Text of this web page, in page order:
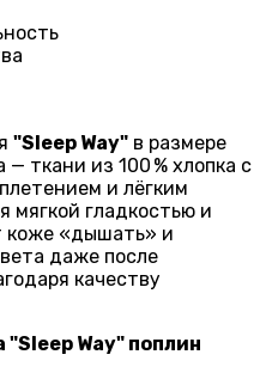
"Sleep Way" в размере
ткани из 100 % хлопка с
и лёгким
мягкой гладкостью и
коже «дышать» и
даже после
качеству
Way" поплин